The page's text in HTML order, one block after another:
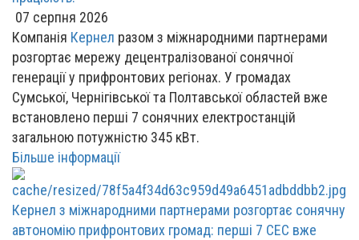
07 серпня 2026
Компанія Кернел разом з міжнародними партнерами
розгортає мережу децентралізованої сонячної
генерації у прифронтових регіонах. У громадах
Сумської, Чернігівської та Полтавської областей вже
встановлено перші 7 сонячних електростанцій
загальною потужністю 345 кВт.
Більше інформації
Кернел з міжнародними партнерами розгортає сонячну
автономію прифронтових громад: перші 7 СЕС вже